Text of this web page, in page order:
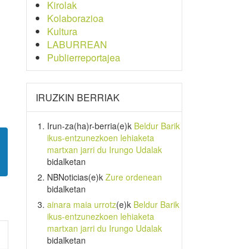
Kirolak
Kolaborazioa
Kultura
LABURREAN
Publierreportajea
IRUZKIN BERRIAK
Irun-za(ha)r-berria(e)k Beldur Barik
ikus-entzunezkoen lehiaketa
martxan jarri du Irungo Udalak
bidalketan
NBNoticias(e)k Zure ordenean
bidalketan
ainara maia urrotz(e)k Beldur Barik
ikus-entzunezkoen lehiaketa
martxan jarri du Irungo Udalak
bidalketan